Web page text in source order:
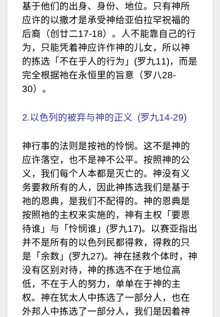
基于他们的出身、身份、地位。只有神所
应许的以撒才是承受神给亚伯拉罕祝福的
后裔（创廿二17-18）。人不能靠自己的行
为，只能凭着神应许作神的儿女，所以神
的拣选「不在乎人的行为」(罗九11)，而是
完全根据祂在永恒里的旨意（罗八28-
30）。
2.以色列的被弃与神的正义 (罗九14-29)
神行事的法则是按祂的怜悯。这不是神的
应许落空，也不是神不公平。按照神的公
义，我们每个人本都是灭亡的。神没有义
务要救所有的人，因此神拣选我们是基于
祂的恩典，是我们不配得的。神的恩典是
按照祂的主权来实施的，神有主权「要恩
待谁」与「怜悯谁」(罗九17)。以赛亚指出
并不是所有的以色列民都得救，得救的只
是「余数」(罗九27)。神在拯救个体时，神
没有区别对待，神的拣选不在于地位高
低，不在于人的努力，单单在于神的主
权。神在犹太人中拣选了一部分人，也在
外邦人中拣选了一部分人，我们是因着神